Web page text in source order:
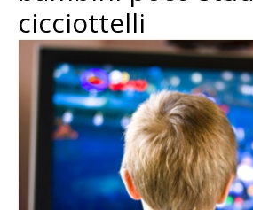
cicciottelli